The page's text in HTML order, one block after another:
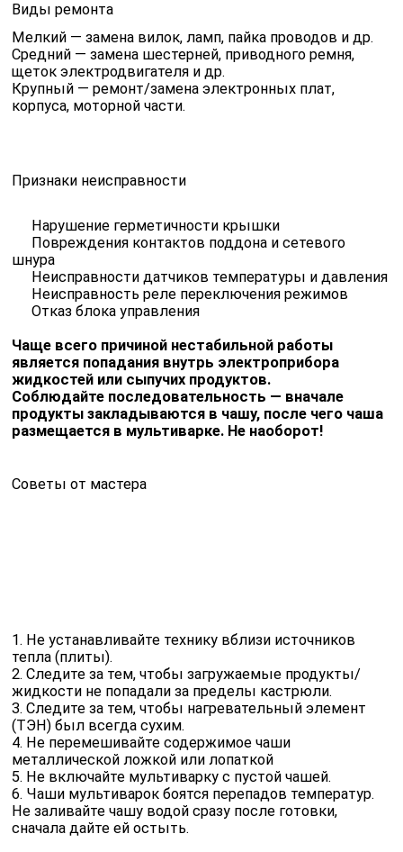
Виды ремонта
Мелкий — замена вилок, ламп, пайка проводов и др.
Средний — замена шестерней, приводного ремня,
щеток электродвигателя и др.
Крупный — ремонт/замена электронных плат,
корпуса, моторной части.
Признаки неисправности
Нарушение герметичности крышки
Повреждения контактов поддона и сетевого
шнура
Неисправности датчиков температуры и давления
Неисправность реле переключения режимов
Отказ блока управления
Чаще всего причиной нестабильной работы
является попадания внутрь электроприбора
жидкостей или сыпучих продуктов.
Соблюдайте последовательность — вначале
продукты закладываются в чашу, после чего чаша
размещается в мультиварке. Не наоборот!
Советы от мастера
1. Не устанавливайте технику вблизи источников
тепла (плиты).
2. Следите за тем, чтобы загружаемые продукты/
жидкости не попадали за пределы кастрюли.
3. Следите за тем, чтобы нагревательный элемент
(ТЭН) был всегда сухим.
4. Не перемешивайте содержимое чаши
металлической ложкой или лопаткой
5. Не включайте мультиварку с пустой чашей.
6. Чаши мультиварок боятся перепадов температур.
Не заливайте чашу водой сразу после готовки,
сначала дайте ей остыть.